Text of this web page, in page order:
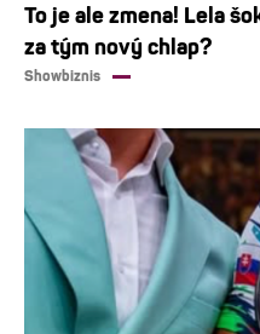
To je ale zmena! Lela
za tým nový chlap?
Showbiznis